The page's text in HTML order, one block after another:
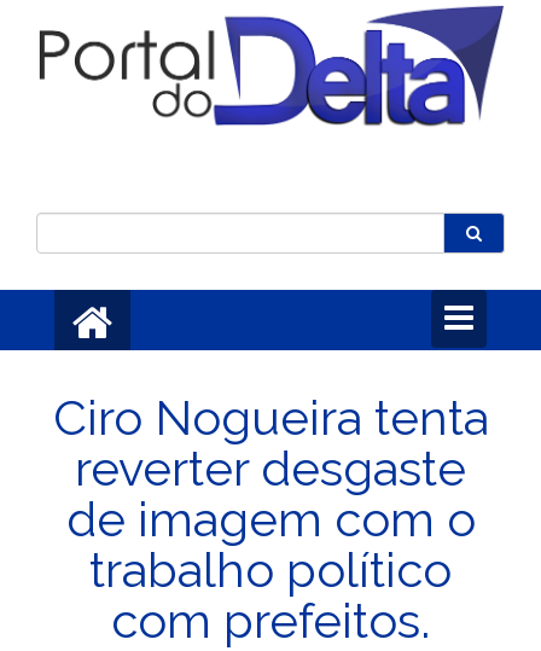
Toggle
navigation
Ciro Nogueira tenta
reverter desgaste
de imagem com o
trabalho político
com prefeitos.